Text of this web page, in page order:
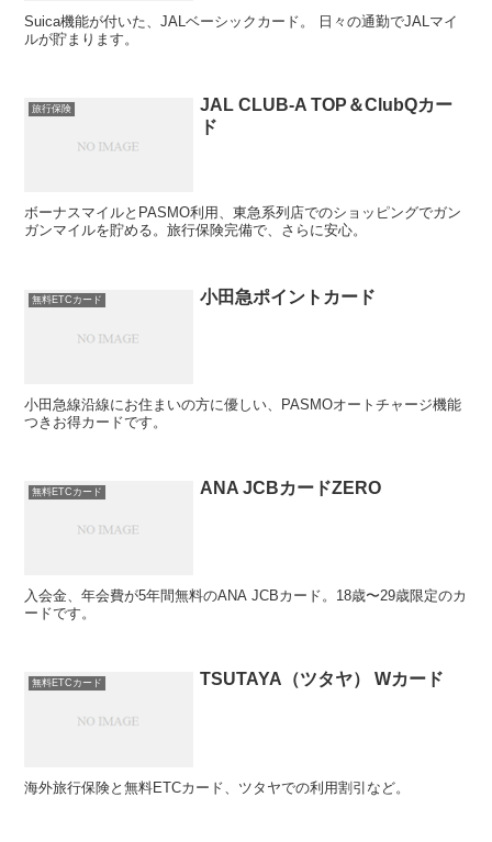
Suica機能が付いた、JALベーシックカード。 日々の通勤でJALマイ
ルが貯まります。
旅行保険
JAL CLUB-A TOP＆ClubQカー
ド
ボーナスマイルとPASMO利用、東急系列店でのショッピングでガン
ガンマイルを貯める。旅行保険完備で、さらに安心。
無料ETCカード 小田急ポイントカード
小田急線沿線にお住まいの方に優しい、PASMOオートチャージ機能
つきお得カードです。
無料ETCカード ANA JCBカードZERO
入会金、年会費が5年間無料のANA JCBカード。18歳〜29歳限定のカ
ードです。
無料ETCカード TSUTAYA（ツタヤ） Wカード
海外旅行保険と無料ETCカード、ツタヤでの利用割引など。